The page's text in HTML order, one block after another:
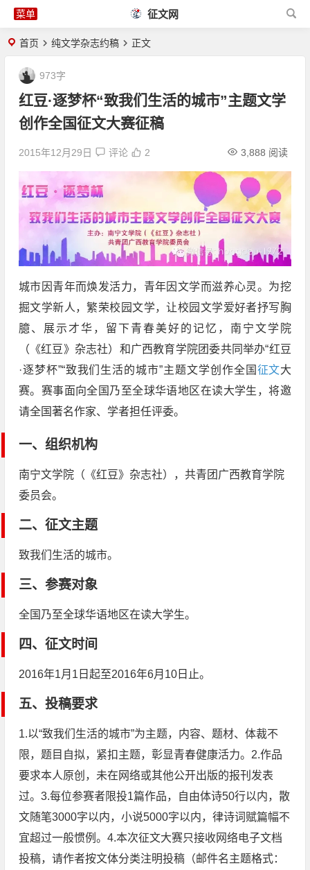
征文网
首页 纯文学杂志约稿 正文
红豆·逐梦杯“致我们生活的城市”主题文学
创作全国征文大赛征稿
2015年12月29日 评论 3,888 阅读
2
973字
城市因青年而焕发活力，青年因文学而滋养心灵。为挖
掘文学新人，繁荣校园文学，让校园文学爱好者抒写胸
臆、展示才华，留下青春美好的记忆，南宁文学院
（《红豆》杂志社）和广西教育学院团委共同举办“红豆
·逐梦杯”“致我们生活的城市”主题文学创作全国 征文大
赛。赛事面向全国乃至全球华语地区在读大学生，将邀
请全国著名作家、学者担任评委。
一、组织机构
南宁文学院（《红豆》杂志社），共青团广西教育学院
委员会。
二、征文主题
致我们生活的城市。
三、参赛对象
全国乃至全球华语地区在读大学生。
四、征文时间
2016年1月1日起至2016年6月10日止。
五、投稿要求
1.以“致我们生活的城市”为主题，内容、题材、体裁不
限，题目自拟，紧扣主题，彰显青春健康活力。2.作品
要求本人原创，未在网络或其他公开出版的报刊发表
过。3.每位参赛者限投1篇作品，自由体诗50行以内，散
文随笔3000字以内，小说5000字以内，律诗词赋篇幅不
宜超过一般惯例。4.本次征文大赛只接收网络电子文档
投稿，请作者按文体分类注明投稿（邮件名主题格式：